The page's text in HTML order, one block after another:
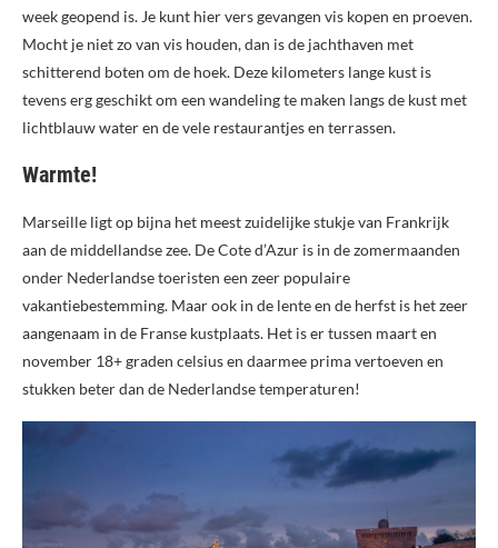
week geopend is. Je kunt hier vers gevangen vis kopen en proeven.
Mocht je niet zo van vis houden, dan is de jachthaven met
schitterend boten om de hoek. Deze kilometers lange kust is
tevens erg geschikt om een wandeling te maken langs de kust met
lichtblauw water en de vele restaurantjes en terrassen.
Warmte!
Marseille ligt op bijna het meest zuidelijke stukje van Frankrijk
aan de middellandse zee. De Cote d’Azur is in de zomermaanden
onder Nederlandse toeristen een zeer populaire
vakantiebestemming. Maar ook in de lente en de herfst is het zeer
aangenaam in de Franse kustplaats. Het is er tussen maart en
november 18+ graden celsius en daarmee prima vertoeven en
stukken beter dan de Nederlandse temperaturen!